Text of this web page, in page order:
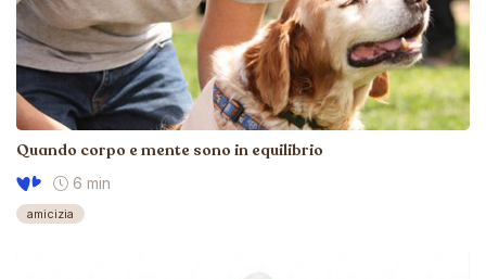
Quando corpo e mente sono in equilibrio
6 min
amicizia